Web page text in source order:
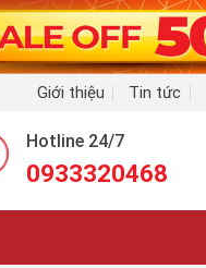
Giới thiệu Tin tức
Hotline 24/7
0933320468